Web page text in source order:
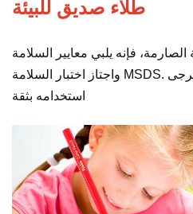
طلاء صديق للبيئة
الصارمة، فإنه يلبي معايير السلامة
واجتاز اختبار السلامة MSDS. السطح لا يتقشر الطلاء، لذا يرجى
استخدامه بثقة